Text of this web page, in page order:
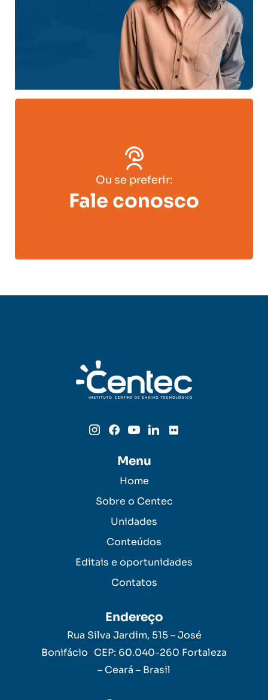
Ou se preferir:
Fale conosco
Menu
Home
Sobre o Centec
Unidades
Conteúdos
Editais e oportunidades
Contatos
Endereço
Rua Silva Jardim, 515 – José
Bonifácio CEP: 60.040-260 Fortaleza
– Ceará – Brasil